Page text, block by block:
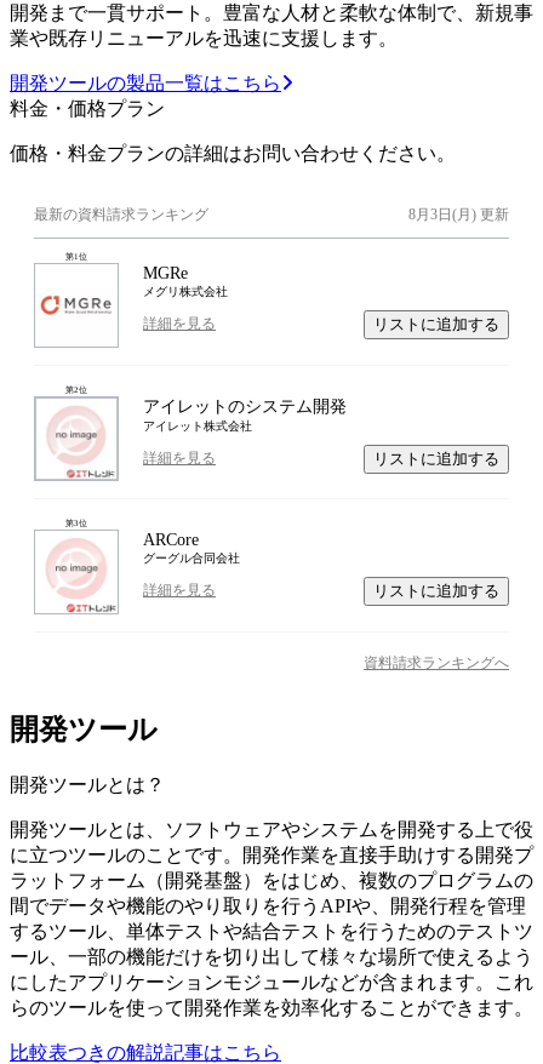
開発まで一貫サポート。豊富な人材と柔軟な体制で、新規事
業や既存リニューアルを迅速に支援します。
開発ツールの製品一覧はこちら
料金・価格プラン
価格・料金プランの詳細はお問い合わせください。
最新の資料請求ランキング 8月3日(月) 更新
第1位
MGRe
メグリ株式会社
詳細を見る リストに追加する
第2位
アイレットのシステム開発
アイレット株式会社
詳細を見る リストに追加する
第3位
ARCore
グーグル合同会社
詳細を見る リストに追加する
資料請求ランキングへ
開発ツール
開発ツールとは？
開発ツールとは、ソフトウェアやシステムを開発する上で役
に立つツールのことです。開発作業を直接手助けする開発プ
ラットフォーム（開発基盤）をはじめ、複数のプログラムの
間でデータや機能のやり取りを行うAPIや、開発行程を管理
するツール、単体テストや結合テストを行うためのテストツ
ール、一部の機能だけを切り出して様々な場所で使えるよう
にしたアプリケーションモジュールなどが含まれます。これ
らのツールを使って開発作業を効率化することができます。
比較表つきの解説記事はこちら